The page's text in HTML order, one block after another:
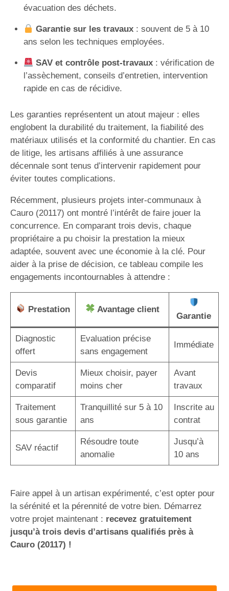
évacuation des déchets.
Garantie sur les travaux: souvent de 5 à 10
ans selon les techniques employées.
SAV et contrôle post-travaux: vérification de
l’assèchement, conseils d’entretien, intervention
rapide en cas de récidive.
Les garanties représentent un atout majeur : elles
englobent la durabilité du traitement, la fiabilité des
matériaux utilisés et la conformité du chantier. En cas
de litige, les artisans affiliés à une assurance
décennale sont tenus d’intervenir rapidement pour
éviter toutes complications.
Récemment, plusieurs projets inter-communaux à
Cauro (20117) ont montré l’intérêt de faire jouer la
concurrence. En comparant trois devis, chaque
propriétaire a pu choisir la prestation la mieux
adaptée, souvent avec une économie à la clé. Pour
aider à la prise de décision, ce tableau compile les
engagements incontournables à attendre :
Prestation Avantage client
Garantie
Diagnostic
offert
Evaluation précise
sans engagement
Immédiate
Devis
comparatif
Mieux choisir, payer
moins cher
Avant
travaux
Traitement
sous garantie
Tranquillité sur 5 à 10
ans
Inscrite au
contrat
SAV réactif
Résoudre toute
anomalie
Jusqu’à
10 ans
Faire appel à un artisan expérimenté, c’est opter pour
la sérénité et la pérennité de votre bien. Démarrez
votre projet maintenant : recevez gratuitement
jusqu’à trois devis d’artisans qualifiés près à
Cauro (20117) !